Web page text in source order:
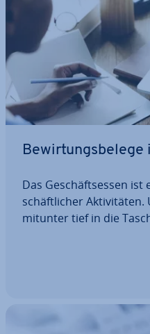
Be­wir­tungs­be­le­ge
Das Ge­schäfts­es­sen
schäft­li­cher
mitunter tief in die